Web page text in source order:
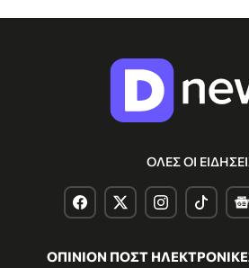
ΟΛΕΣ ΟΙ
ΟΠΙΝΙΟΝ ΠΟΣΤ